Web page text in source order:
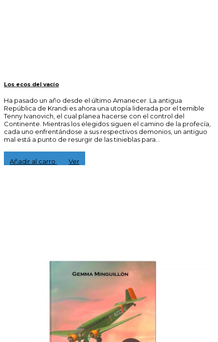
Los ecos del vacío
Ha pasado un año desde el último Amanecer. La antigua
República de Krandi es ahora una utopía liderada por el temible
Tenny Ivanovich, el cual planea hacerse con el control del
Continente. Mientras los elegidos siguen el camino de la profecía,
cada uno enfrentándose a sus respectivos demonios, un antiguo
mal está a punto de resurgir de las tinieblas para...
15,00 €
Añadir al carro
Ver